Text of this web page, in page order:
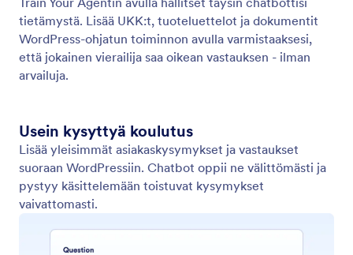
Agentin tyyli
Mukauta chatbotin ulkoasua ja tunnelmaa Agent
Stylella. Säädä värejä, fontteja ja asettelua
WordPressissä.